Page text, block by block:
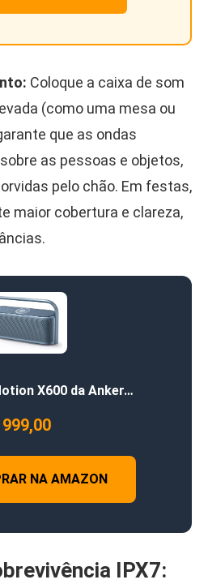
Coloque a caixa de som
(como uma mesa ou
que as ondas
as pessoas e objetos,
pelo chão. Em festas,
maior cobertura e clareza,
X600 da Anker…
999,00
NA AMAZON
IPX7: